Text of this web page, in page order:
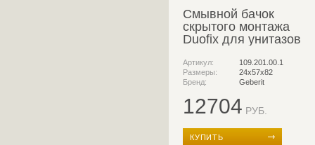
Смывной бачок
скрытого монтажа
Duofix для унитазов
Артикул:
109.201.00.1
Размеры:
24х57х82
Бренд:
Geberit
12704 РУБ.
КУПИТЬ